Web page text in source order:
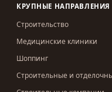
КРУПНЫЕ НАПРАВЛЕНИЯ
Строительство
Медицинские клиники
Шоппинг
Строительные и